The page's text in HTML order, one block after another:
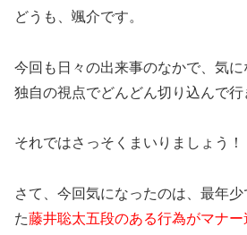
どうも、颯介です。
今回も日々の出来事のなかで、気に
独自の視点でどんどん切り込んで行
それではさっそくまいりましょう！
さて、今回気になったのは、最年
た藤井聡太五段のある行為がマナ